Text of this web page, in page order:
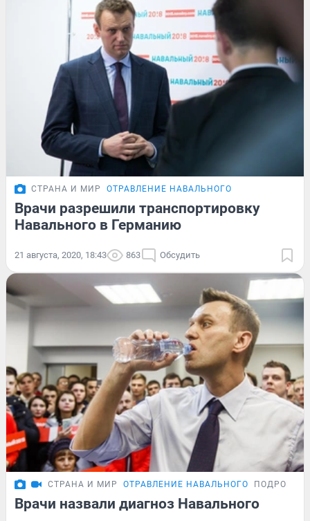
СТРАНА И МИР ОТРАВЛЕНИЕ НАВАЛЬНОГО
Врачи разрешили транспортировку
Навального в Германию
21 августа, 2020, 18:43 863 Обсудить
СТРАНА И МИР ОТРАВЛЕНИЕ НАВАЛЬНОГО
Врачи назвали диагноз Навального